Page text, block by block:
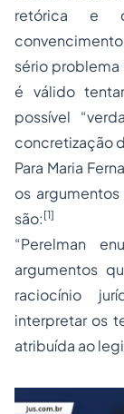
retórica e
sério
é válido
possível
concretização
Para Maria
os
são: [1]
“Perelman
argumentos
raciocínio
interpretar os
atribuída ao